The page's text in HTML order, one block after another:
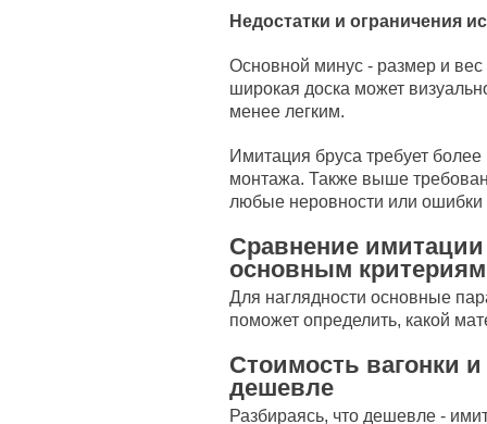
Недостатки и ограничения
Основной минус - размер и
широкая доска может
менее легким.
Имитация бруса требует
монтажа. Также выше
любые неровности или
Сравнение имитации
основным критериям
Для наглядности основные
поможет определить, какой
Стоимость вагонки
дешевле
Разбираясь, что дешевле -